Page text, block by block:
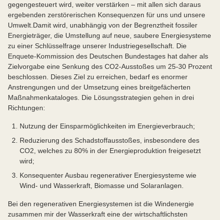
gegengesteuert wird, weiter verstärken – mit allen sich daraus
ergebenden zerstörerischen Konsequenzen für uns und unsere
Umwelt.Damit wird, unabhängig von der Begrenztheit fossiler
Energieträger, die Umstellung auf neue, saubere Energiesysteme
zu einer Schlüsselfrage unserer Industriegesellschaft. Die
Enquete-Kommission des Deutschen Bundestages hat daher als
Zielvorgabe eine Senkung des CO2-Ausstoßes um 25-30 Prozent
beschlossen. Dieses Ziel zu erreichen, bedarf es enormer
Anstrengungen und der Umsetzung eines breitgefächerten
Maßnahmenkataloges. Die Lösungsstrategien gehen in drei
Richtungen:
Nutzung der Einsparmöglichkeiten im Energieverbrauch;
Reduzierung des Schadstoffausstoßes, insbesondere des
CO2, welches zu 80% in der Energieproduktion freigesetzt
wird;
Konsequenter Ausbau regenerativer Energiesysteme wie
Wind- und Wasserkraft, Biomasse und Solaranlagen.
Bei den regenerativen Energiesystemen ist die Windenergie
zusammen mir der Wasserkraft eine der wirtschaftlichsten